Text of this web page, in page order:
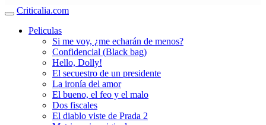
Criticalia.com
Peliculas
Si me voy, ¿me echarán de menos?
Confidencial (Black bag)
Hello, Dolly!
El secuestro de un presidente
La ironía del amor
El bueno, el feo y el malo
Dos fiscales
El diablo viste de Prada 2